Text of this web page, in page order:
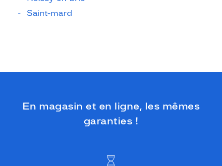
Saint-mard
En magasin et en ligne, les mêmes
garanties !